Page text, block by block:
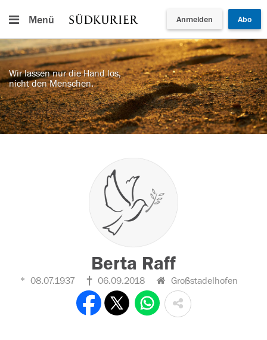
Menü Anmelden Abo
Wir lassen nur die Hand los,
nicht den Menschen.
Berta Raff
08.07.1937 06.09.2018 Großstadelhofen